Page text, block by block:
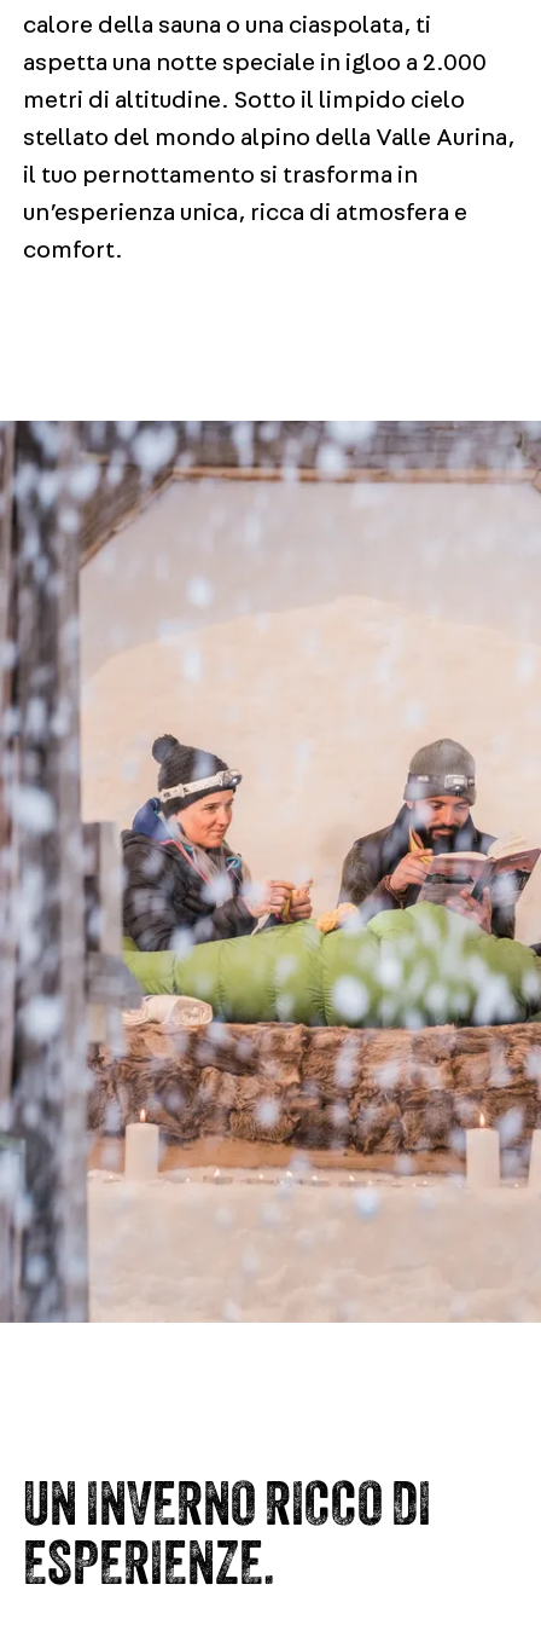
calore della sauna o una ciaspolata, ti
aspetta una notte speciale in igloo a 2.000
metri di altitudine. Sotto il limpido cielo
stellato del mondo alpino della Valle Aurina,
il tuo pernottamento si trasforma in
un’esperienza unica, ricca di atmosfera e
comfort.
UN INVERNO RICCO DI
ESPERIENZE.